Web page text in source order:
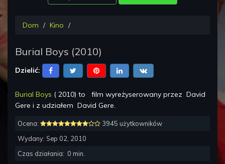
Dom Kino
Burial Boys (2010)
Dzielić:
Burial Boys ( 2010) to film wyreżyserowany przez David
Gere i z udziałem David Gere.
Ocena:
3945 użytkowników
Wydany: Sep 02, 2010
Czas działania: 0 min.